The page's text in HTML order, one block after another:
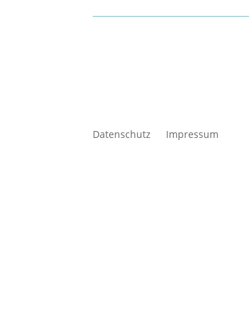
Datenschutz Impressum